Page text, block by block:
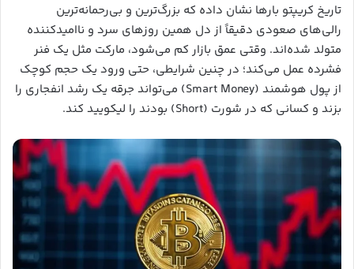
تاریخ کریپتو بارها نشان داده که بزرگ‌ترین و بی‌رحمانه‌ترین
رالی‌های صعودی دقیقاً از دل همین روزهای سرد و ناامیدکننده
متولد شده‌اند. وقتی عمق بازار کم می‌شود، مارکت مثل یک فنر
فشرده عمل می‌کند؛ در چنین شرایطی، حتی ورود یک حجم کوچک
از پول هوشمند (Smart Money) می‌تواند جرقه یک رشد انفجاری را
بزند و کسانی که در شورت (Short) بودند را لیکویید کند.